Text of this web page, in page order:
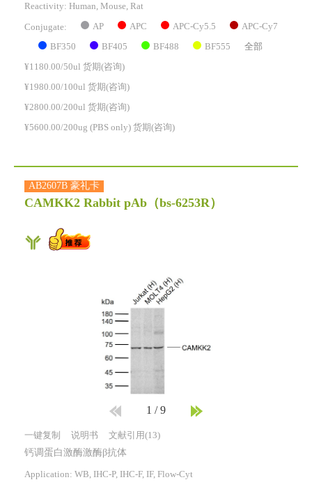
Reactivity: Human, Mouse, Rat
Conjugate: AP APC APC-Cy5.5 APC-Cy7
BF350 BF405 BF488 BF555 全部
¥1180.00/50ul 货期(咨询)
¥1980.00/100ul 货期(咨询)
¥2800.00/200ul 货期(咨询)
¥5600.00/200ug (PBS only) 货期(咨询)
AB2607B 豪礼卡
CAMKK2 Rabbit pAb （bs-6253R）
1 /9
一键复制 说明书 文献引用(13)
钙调蛋白激酶激酶β抗体
Application: WB, IHC-P, IHC-F, IF, Flow-Cyt